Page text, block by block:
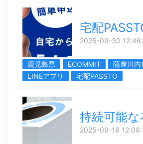
宅配
2025-09-30
鹿児島県 ECOMMIT
薩摩川内
LINEアプリ
宅配PASSTO
持続可能
2025-09-18